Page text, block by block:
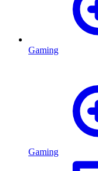
Gaming
Gaming